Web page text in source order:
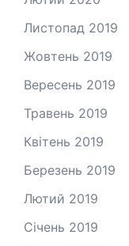
Листопад 2019
Жовтень 2019
Вересень 2019
Травень 2019
Квітень 2019
Березень 2019
Лютий 2019
Січень 2019